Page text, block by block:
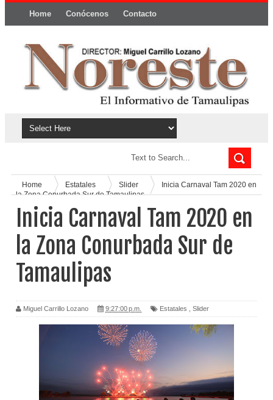
Home Conócenos Contacto
Home Estatales Slider
Inicia Carnaval Tam 2020 en
la Zona Conurbada Sur de Tamaulipas
Inicia Carnaval Tam 2020 en
la Zona Conurbada Sur de
Tamaulipas
Miguel Carrillo Lozano 9:27:00 p.m. Estatales Slider